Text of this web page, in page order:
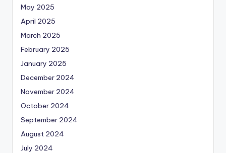
May 2025
April 2025
March 2025
February 2025
January 2025
December 2024
November 2024
October 2024
September 2024
August 2024
July 2024